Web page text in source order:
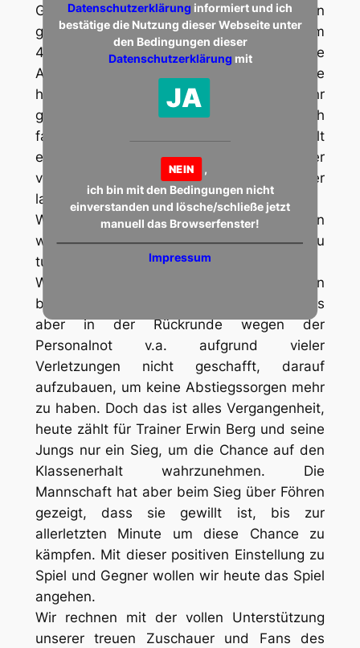
Datenschutzerklärung informiert und ich
bestätige die Nutzung dieser Webseite unter
den Bedingungen dieser
Datenschutzerklärung mit
JA
NEIN
,
ich bin mit den Bedingungen nicht
einverstanden und lösche/schließe jetzt
manuell das Browserfenster!
Impressum
Gegenteil, in den überzeugenden Siegen
gegen Zell, Binsfeld, Rascheid und v.a. beim
4:0 gegen Schoden zeigten sich die
Angreifer der SG von ihrer besten Seite. Sie
haben insgesamt bisher ein Tor mehr
geschossen als unsere Elf, allerdings auch
fast doppelt so viele Treffer wie erzielt
einstecken müssen. So werden sie aus einer
verstärkten Abwehr heraus auf Konter
lauern, vor denen wir uns hüten müssen.
Wieder – wie schon im letzten Jahr – haben
wir es mit einem „Endspiel“ für unsere Elf zu
tun.
Wir hatten in der Hinrunde eigentlich ein
beruhigendes Punktepolster erspielt, es
aber in der Rückrunde wegen der
Personalnot v.a. aufgrund vieler
Verletzungen nicht geschafft, darauf
aufzubauen, um keine Abstiegssorgen mehr
zu haben. Doch das ist alles Vergangenheit,
heute zählt für Trainer Erwin Berg und seine
Jungs nur ein Sieg, um die Chance auf den
Klassenerhalt wahrzunehmen. Die
Mannschaft hat aber beim Sieg über Föhren
gezeigt, dass sie gewillt ist, bis zur
allerletzten Minute um diese Chance zu
kämpfen. Mit dieser positiven Einstellung zu
Spiel und Gegner wollen wir heute das Spiel
angehen.
Wir rechnen mit der vollen Unterstützung
unserer treuen Zuschauer und Fans des